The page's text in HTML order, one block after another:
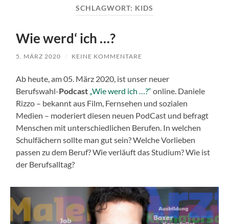
SCHLAGWORT: KIDS
Wie werd‘ ich …?
5. MÄRZ 2020 / KEINE KOMMENTARE
Ab heute, am 05. März 2020, ist unser neuer
Berufswahl-Podcast „Wie werd ich …?“ online. Daniele
Rizzo – bekannt aus Film, Fernsehen und sozialen
Medien – moderiert diesen neuen PodCast und befragt
Menschen mit unterschiedlichen Berufen. In welchen
Schulfächern sollte man gut sein? Welche Vorlieben
passen zu dem Beruf? Wie verläuft das Studium? Wie ist
der Berufsalltag?